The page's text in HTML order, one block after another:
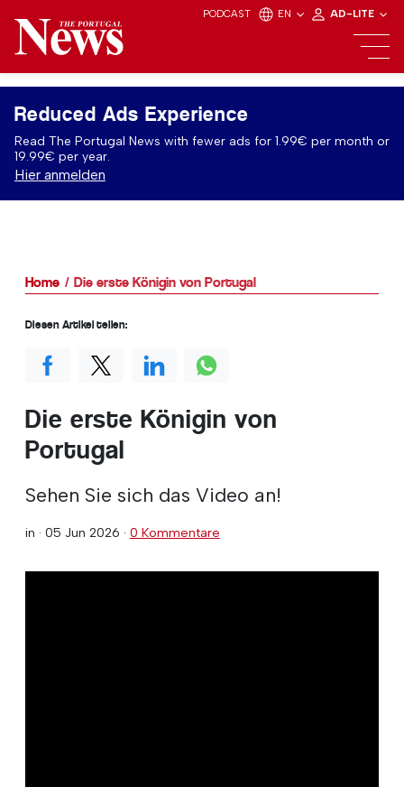
PODCAST EN AD-LITE
Reduced Ads Experience
Read The Portugal News with fewer ads for 1.99€ per month or
19.99€ per year.
Hier anmelden
Home Die erste Königin von Portugal
Die erste Königin von
Portugal
Sehen Sie sich das Video an!
in · 05 Jun 2026 · 0 Kommentare
Diesen Artikel teilen: